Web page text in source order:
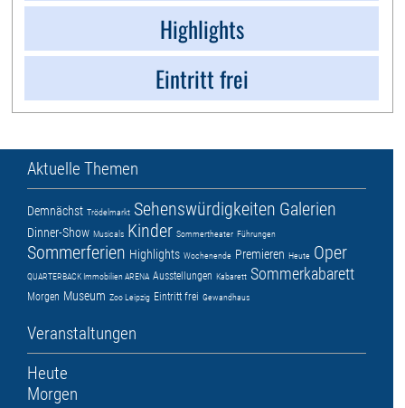
Highlights
Eintritt frei
Aktuelle Themen
Demnächst Trödelmarkt Sehenswürdigkeiten Galerien
Dinner-Show Musicals Kinder Sommertheater Führungen
Sommerferien Highlights Wochenende Premieren Heute Oper
QUARTERBACK Immobilien ARENA Ausstellungen Kabarett Sommerkabarett
Morgen Museum Zoo Leipzig Eintritt frei Gewandhaus
Veranstaltungen
Heute
Morgen